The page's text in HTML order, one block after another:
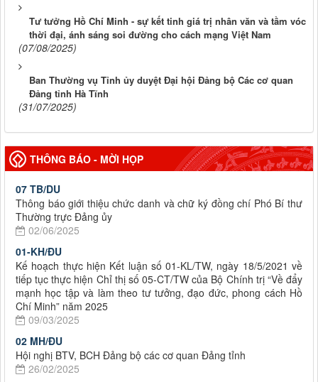
Tư tưởng Hồ Chí Minh - sự kết tinh giá trị nhân văn và tầm vóc
thời đại, ánh sáng soi đường cho cách mạng Việt Nam
(07/08/2025)
Ban Thường vụ Tỉnh ủy duyệt Đại hội Đảng bộ Các cơ quan
Đảng tỉnh Hà Tĩnh
(31/07/2025)
THÔNG BÁO - MỜI HỌP
07 TB/DU
Thông báo giới thiệu chức danh và chữ ký đồng chí Phó Bí thư
Thường trực Đảng ủy
02/06/2025
01-KH/ĐU
Kế hoạch thực hiện Kết luận số 01-KL/TW, ngày 18/5/2021 về
tiếp tục thực hiện Chỉ thị số 05-CT/TW của Bộ Chính trị “Về đẩy
mạnh học tập và làm theo tư tưởng, đạo đức, phong cách Hồ
Chí Minh” năm 2025
09/03/2025
02 MH/ĐU
Hội nghị BTV, BCH Đảng bộ các cơ quan Đảng tỉnh
26/02/2025